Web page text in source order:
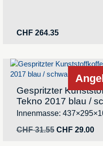
CHF264.35
Gespritzter
Tekno 2017 blau /
Innenmasse:
CHF31.55 CHF29.00